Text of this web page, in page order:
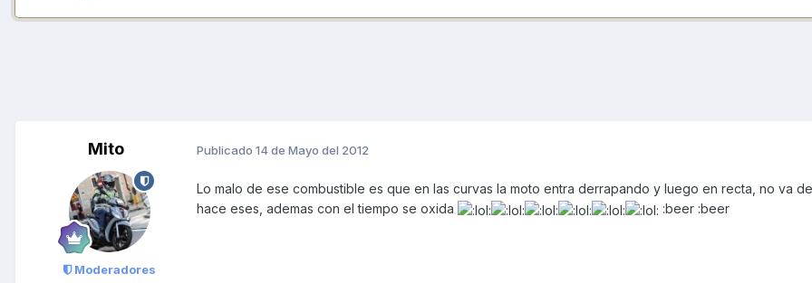
Mito
Moderadores
Publicado 14 de Mayo del 2012
Lo malo de ese combustible es que en las curvas la moto entra derrapando y luego en recta, no va
hace eses, ademas con el tiempo se oxida
:beer :beer